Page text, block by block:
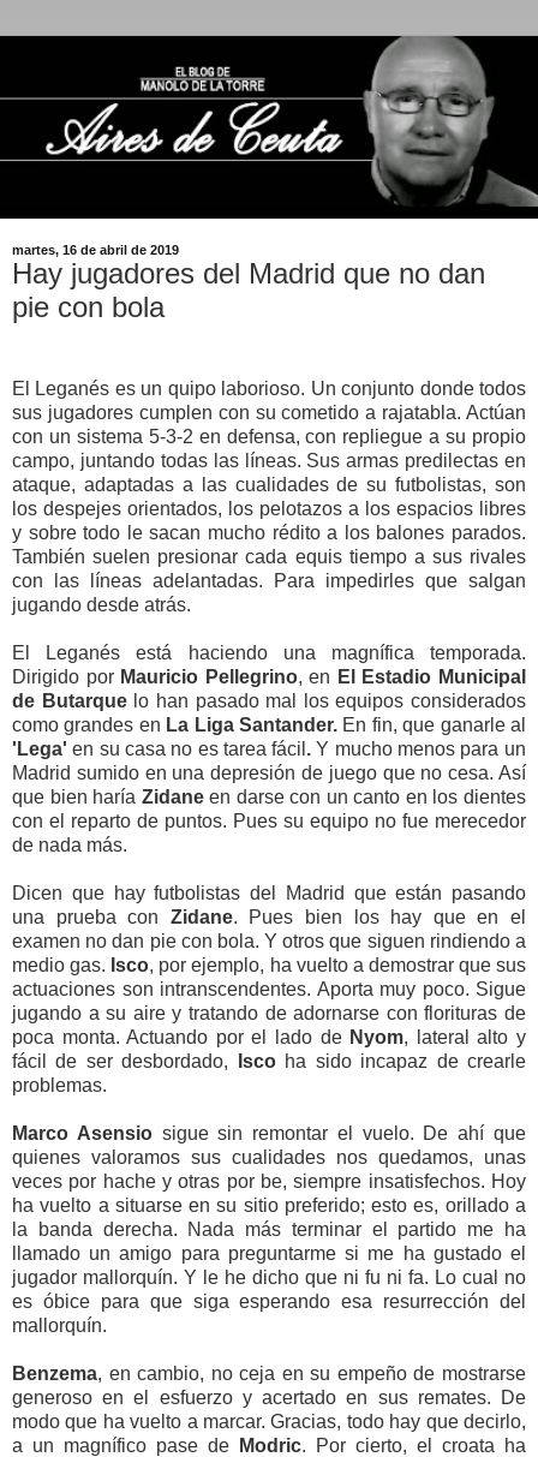
martes, 16 de abril de 2019
Hay jugadores del Madrid que no dan
pie con bola
El Leganés es un quipo laborioso. Un conjunto donde todos
sus jugadores cumplen con su cometido a rajatabla. Actúan
con un sistema 5-3-2 en defensa, con repliegue a su propio
campo, juntando todas las líneas. Sus armas predilectas en
ataque, adaptadas a las cualidades de su futbolistas, son
los despejes orientados, los pelotazos a los espacios libres
y sobre todo le sacan mucho rédito a los balones parados.
También suelen presionar cada equis tiempo a sus rivales
con las líneas adelantadas. Para impedirles que salgan
jugando desde atrás.
El Leganés está haciendo una magnífica temporada.
Dirigido por Mauricio Pellegrino, en El Estadio Municipal
de Butarquelo han pasado mal los equipos considerados
como grandes en La Liga Santander. En fin, que ganarle al
'Lega'en su casa no es tarea fácil .Y mucho menos para un
Madrid sumido en una depresión de juego que no cesa. Así
que bien haría Zidaneen darse con un canto en los dientes
con el reparto de puntos. Pues su equipo no fue merecedor
de nada más.
Dicen que hay futbolistas del Madrid que están pasando
una prueba con Zidane. Pues bien los hay que en el
examen no dan pie con bola. Y otros que siguen rindiendo a
medio gas. Isco, por ejemplo, ha vuelto a demostrar que sus
actuaciones son intranscendentes. Aporta muy poco. Sigue
jugando a su aire y tratando de adornarse con florituras de
poca monta. Actuando por el lado de Nyom, lateral alto y
fácil de ser desbordado,
Iscoha sido incapaz de crearle
problemas.
Marco Asensio sigue sin remontar el vuelo. De ahí que
quienes valoramos sus cualidades nos quedamos, unas
veces por hache y otras por be, siempre insatisfechos. Hoy
ha vuelto a situarse en su sitio preferido; esto es, orillado a
la banda derecha. Nada más terminar el partido me ha
llamado un amigo para preguntarme si me ha gustado el
jugador mallorquín. Y le he dicho que ni fu ni fa. Lo cual no
es óbice para que siga esperando esa resurrección del
mallorquín.
Benzema, en cambio, no ceja en su empeño de mostrarse
generoso en el esfuerzo y acertado en sus remates. De
modo que ha vuelto a marcar. Gracias, todo hay que decirlo,
a un magnífico pase de
Modric. Por cierto, el croata ha